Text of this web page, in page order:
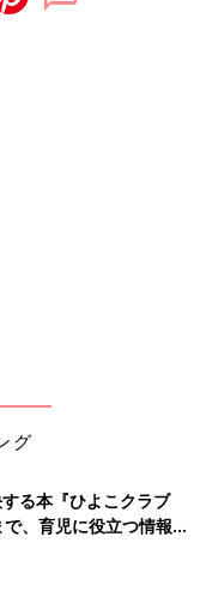
グ
る本『ひよこクラブ
、育児に役立つ情報が